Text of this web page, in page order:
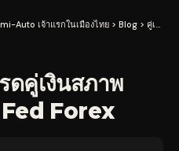
Auto เจ้าแรกในเมืองไทย > Blog > คู่เงิน Forex
ดคู่เงินสภาพ
Fed Forex